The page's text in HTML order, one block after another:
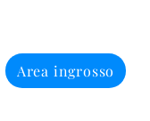
Area ingrosso